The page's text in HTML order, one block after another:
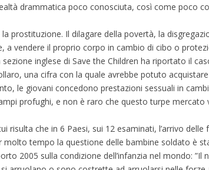
drammatica poco conosciuta, così come poco
prostituzione. Il dilagare della povertà, la
a vendere il proprio corpo in cambio di cibo o
inglese di Save the Children ha riportato il
una cifra con la quale avrebbe potuto
le giovani concedono prestazioni sessuali in
profughi, e non è raro che questo turpe mercato
risulta che in 6 Paesi, sui 12 esaminati, l’arrivo delle
tempo la questione delle bambine soldato è
2005 sulla condizione dell’infanzia nel mondo: ”Il